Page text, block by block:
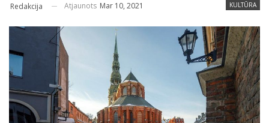
KULTŪRA
Redakcija Atjaunots Mar 10, 2021